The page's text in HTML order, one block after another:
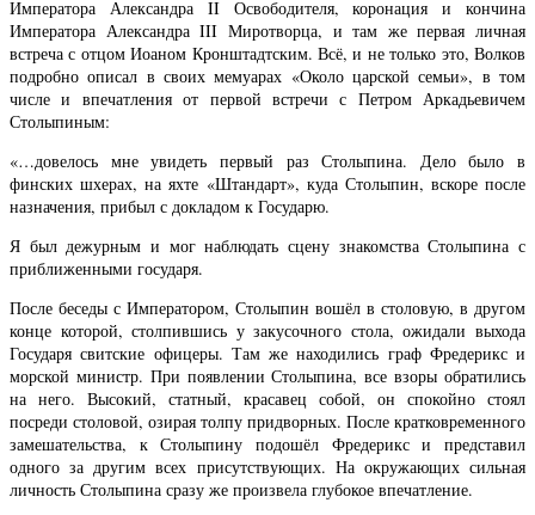
Императора Александра II Освободителя, коронация и кончина
Императора Александра III Миротворца, и там же первая личная
встреча с отцом Иоаном Кронштадтским. Всё, и не только это, Волков
подробно описал в своих мемуарах «Около царской семьи», в том
числе и впечатления от первой встречи с Петром Аркадьевичем
Столыпиным:
«…довелось мне увидеть первый раз Столыпина. Дело было в
финских шхерах, на яхте «Штандарт», куда Столыпин, вскоре после
назначения, прибыл с докладом к Государю.
Я был дежурным и мог наблюдать сцену знакомства Столыпина с
приближенными государя.
После беседы с Императором, Столыпин вошёл в столовую, в другом
конце которой, столпившись у закусочного стола, ожидали выхода
Государя свитские офицеры. Там же находились граф Фредерикс и
морской министр. При появлении Столыпина, все взоры обратились
на него. Высокий, статный, красавец собой, он спокойно стоял
посреди столовой, озирая толпу придворных. После кратковременного
замешательства, к Столыпину подошёл Фредерикс и представил
одного за другим всех присутствующих. На окружающих сильная
личность Столыпина сразу же произвела глубокое впечатление.